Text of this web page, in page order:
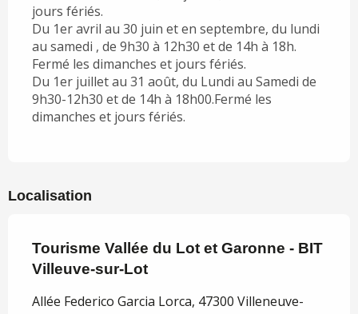
jours fériés.
Du 1er avril au 30 juin et en septembre, du lundi
au samedi , de 9h30 à 12h30 et de 14h à 18h.
Fermé les dimanches et jours fériés.
Du 1er juillet au 31 août, du Lundi au Samedi de
9h30-12h30 et de 14h à 18h00.Fermé les
dimanches et jours fériés.
Localisation
Tourisme Vallée du Lot et Garonne - BIT
Villeuve-sur-Lot
Allée Federico Garcia Lorca, 47300 Villeneuve-